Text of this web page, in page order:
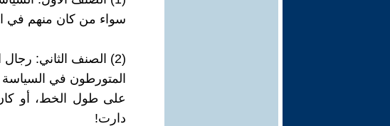
سواء من كان منهم في
(2) الصنف الثاني: رجال الدين!
المتورطون في
على طول الخط، أو
دارت!